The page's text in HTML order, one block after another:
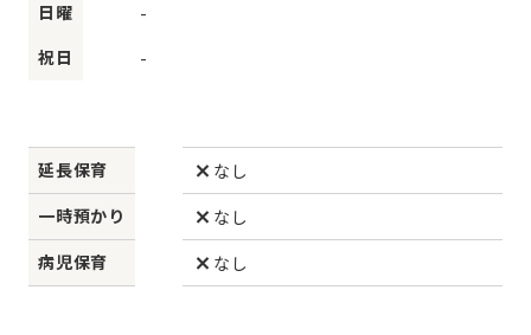
日曜
-
祝日
-
延長保育
なし
一時預かり
なし
病児保育
なし